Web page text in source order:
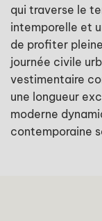
qui traverse le
intemporelle et
de profiter
journée civile
vestimentaire
une longueur
moderne
contemporaine